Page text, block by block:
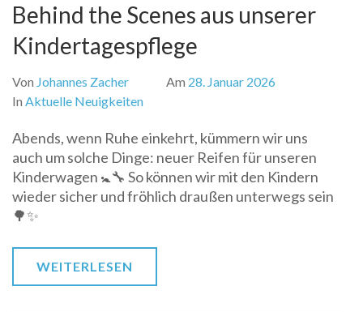
Behind the Scenes aus unserer
Kindertagespflege
Von Johannes Zacher Am 28. Januar 2026
In Aktuelle Neuigkeiten
Abends, wenn Ruhe einkehrt, kümmern wir uns
auch um solche Dinge: neuer Reifen für unseren
Kinderwagen 🚼🔧 So können wir mit den Kindern
wieder sicher und fröhlich draußen unterwegs sein
🌳✨
WEITERLESEN